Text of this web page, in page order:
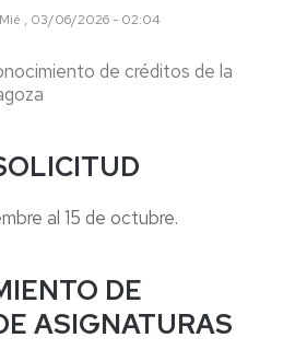
Mié , 03/06/2026 - 02:04
de créditos de la
al 15 de octubre.
DE
ASIGNATURAS